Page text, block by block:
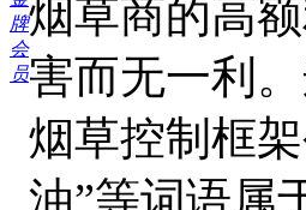
牌
会
员
烟草商的高
害而无一利
烟草控制框
油”等词语属